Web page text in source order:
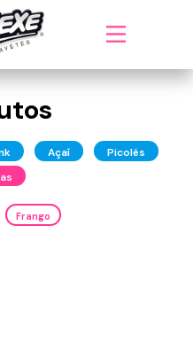
Açaí
Picolés
Frango